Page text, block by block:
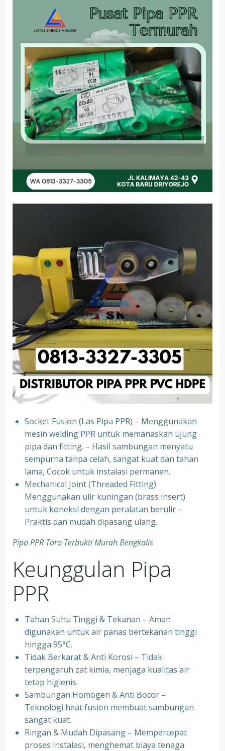
Socket Fusion (Las Pipa PPR) – Menggunakan
mesin welding PPR untuk memanaskan ujung
pipa dan fitting. – Hasil sambungan menyatu
sempurna tanpa celah, sangat kuat dan tahan
lama, Cocok untuk instalasi permanen.
⁠Mechanical Joint (Threaded Fitting)
Menggunakan ulir kuningan (brass insert)
untuk koneksi dengan peralatan berulir –
Praktis dan mudah dipasang ulang.
Pipa PPR Toro Terbukti Murah Bengkalis
Keunggulan Pipa
PPR
Tahan Suhu Tinggi & Tekanan – Aman
digunakan untuk air panas bertekanan tinggi
hingga 95°C.
⁠Tidak Berkarat & Anti Korosi – Tidak
terpengaruh zat kimia, menjaga kualitas air
tetap higienis.
⁠Sambungan Homogen & Anti Bocor –
Teknologi heat fusion membuat sambungan
sangat kuat.
⁠Ringan & Mudah Dipasang – Mempercepat
proses instalasi, menghemat biaya tenaga